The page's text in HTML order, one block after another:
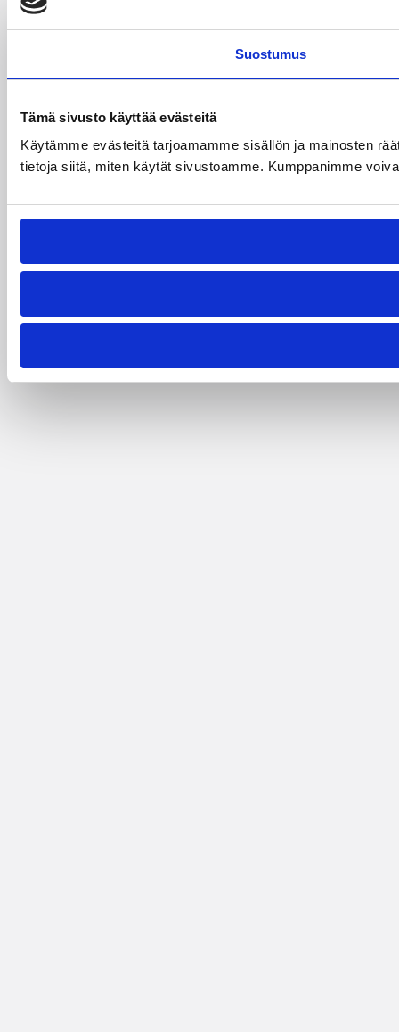
Suostumus
Tämä sivusto käyttää evästeitä
Käytämme evästeitä tarjoamamme sisällön ja mainosten
tietoja siitä, miten käytät sivustoamme. Kumppanimme